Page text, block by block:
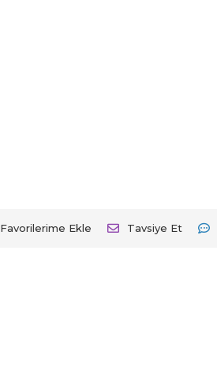
Favorilerime Ekle Tavsiye Et